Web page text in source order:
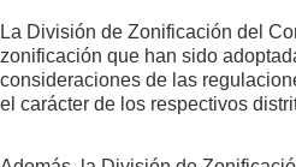
La División de Zonificación del
zonificación que han sido
consideraciones de las
el carácter de los respectivos